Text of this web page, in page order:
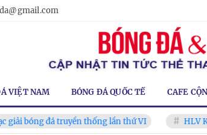
VIỆT NAM BÓNG ĐÁ QUỐC TẾ CAFE
đá truyền thống lần thứ VI HLV Kim Sang